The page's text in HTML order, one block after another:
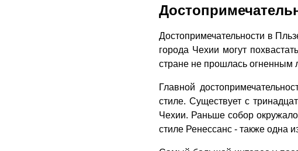
Достопримечательности в
города Чехии могут
стране не прошлась
Главной
стиле. Существует с
Чехии. Раньше собор
стиле Ренессанс - также одна